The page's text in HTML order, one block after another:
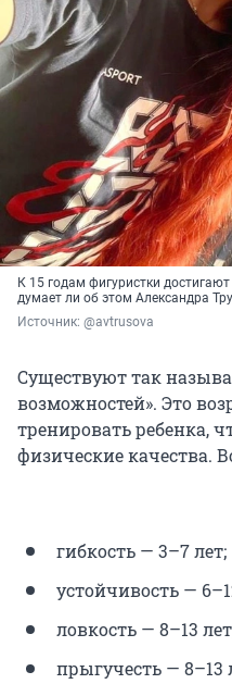
К 15 годам фигуристки
думает ли об этом Александра
Источник: @avtrusova
Существуют так
возможностей». Это
тренировать ребенка,
физические качества.
гибкость — 3–7 лет;
устойчивость —
ловкость — 8–13
прыгучесть — 8–13